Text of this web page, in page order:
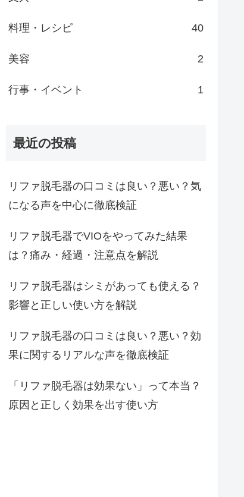
料理・レシピ 40
美容 2
行事・イベント 1
最近の投稿
リファ脱毛器の口コミは良い？悪い？気
になる声を中心に徹底検証
リファ脱毛器でVIOをやってみた結果
は？痛み・経過・注意点を解説
リファ脱毛器はシミがあっても使える？
影響と正しい使い方を解説
リファ脱毛器の口コミは良い？悪い？効
果に関するリアルな声を徹底検証
「リファ脱毛器は効果ない」って本当？
原因と正しく効果を出す使い方